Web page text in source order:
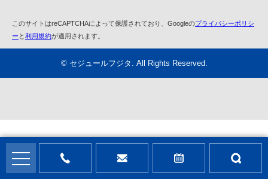
このサイトはreCAPTCHAによって保護されており、Googleのプライバシーポリシ
ー と利用規約が適用されます。
© セジュールフジタ . All Rights Reserved.